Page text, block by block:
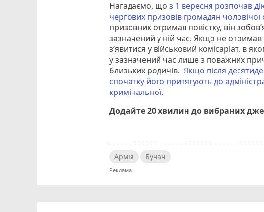
Нагадаємо, щоз 1 вересня розпочав
чергових призовів громадян чоловічої
призовник отримав повістку, він
зазначений у ній час. Якщо не
з’явитися у військовий комісаріат, в
у зазначений час лише з поважних
близьких родичів.Якщо після
спочатку його притягують до
кримінальної.
Додайте 20 хвилин до вибраних
Армія Бучач